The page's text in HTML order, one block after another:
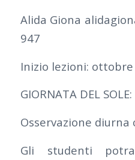
Alida Giona
947
Inizio lezioni: ottobre
GIORNATA DEL
Osservazione diurna
Gli studenti